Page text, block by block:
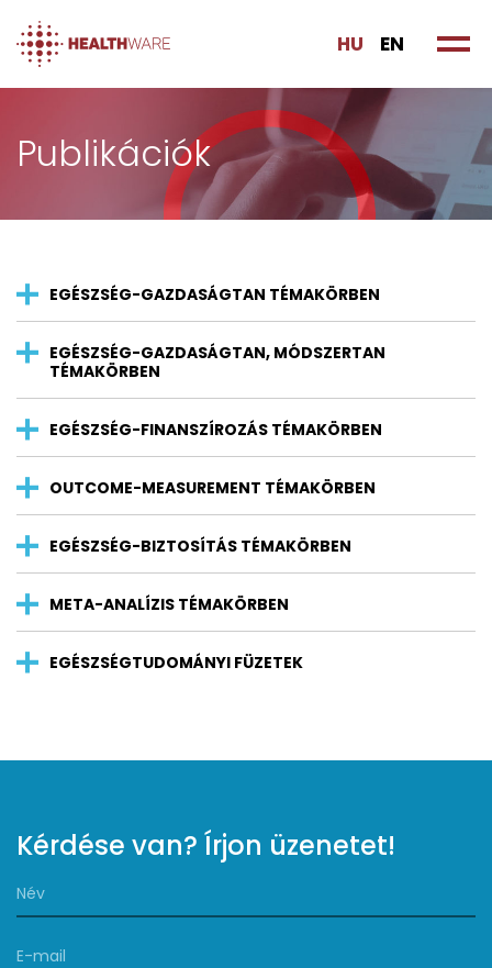
HU EN
Publikációk
EGÉSZSÉG-GAZDASÁGTAN TÉMAKÖRBEN
EGÉSZSÉG-GAZDASÁGTAN, MÓDSZERTAN
TÉMAKÖRBEN
EGÉSZSÉG-FINANSZÍROZÁS TÉMAKÖRBEN
OUTCOME-MEASUREMENT TÉMAKÖRBEN
EGÉSZSÉG-BIZTOSÍTÁS TÉMAKÖRBEN
META-ANALÍZIS TÉMAKÖRBEN
EGÉSZSÉGTUDOMÁNYI FÜZETEK
Kérdése van? Írjon üzenetet!